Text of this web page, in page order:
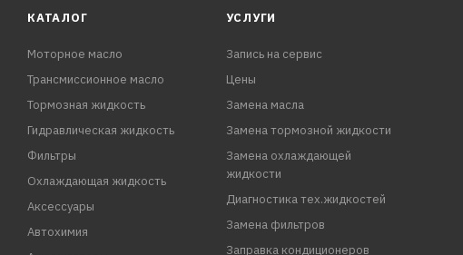
КАТАЛОГ
Моторное масло
Трансмиссионное масло
Тормозная жидкость
Гидравлическая жидкость
Фильтры
Охлаждающая жидкость
Аксессуары
Автохимия
УСЛУГИ
Запись на сервис
Цены
Замена масла
Замена тормозной жидкости
Замена охлаждающей
жидкости
Диагностика тех.жидкостей
Замена фильтров
Заправка кондиционеров